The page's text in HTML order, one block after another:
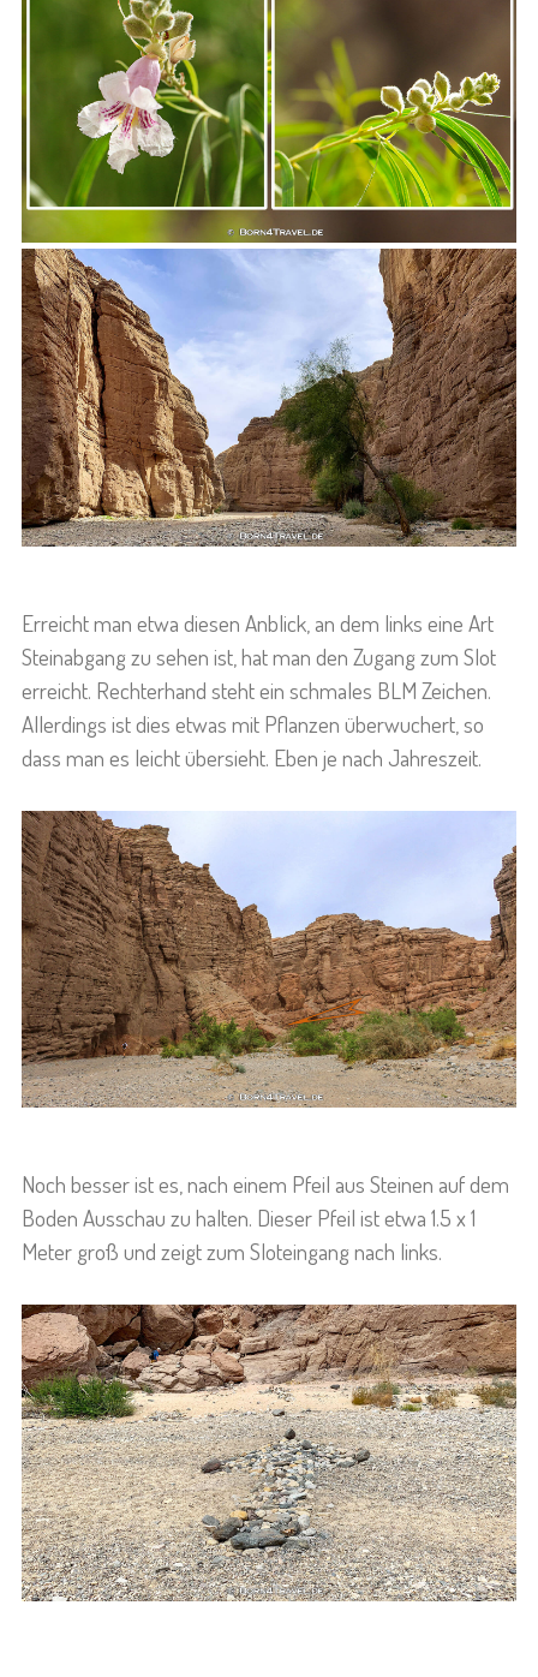
Erreicht man etwa diesen Anblick, an dem links eine Art
Steinabgang zu sehen ist, hat man den Zugang zum Slot
erreicht. Rechterhand steht ein schmales BLM Zeichen.
Allerdings ist dies etwas mit Pflanzen überwuchert, so
dass man es leicht übersieht. Eben je nach Jahreszeit.
Noch besser ist es, nach einem Pfeil aus Steinen auf dem
Boden Ausschau zu halten. Dieser Pfeil ist etwa 1.5 x 1
Meter groß und zeigt zum Sloteingang nach links.